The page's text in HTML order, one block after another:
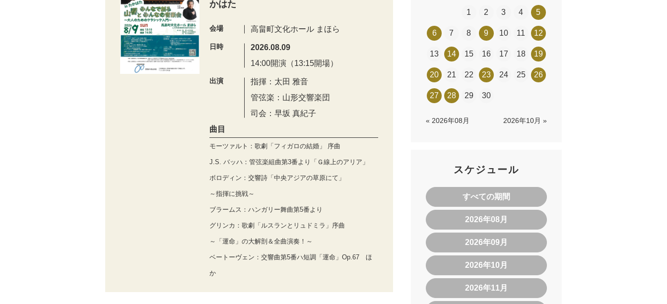
かはた
会場 高畠町文化ホール まほら
日時
2026.08.09
14:00開演（13:15開場）
出演
指揮：太田 雅音
管弦楽：山形交響楽団
司会：早坂 真紀子
曲目
モーツァルト：歌劇「フィガロの結婚」 序曲
J.S. バッハ：管弦楽組曲第3番より「Ｇ線上のアリア」
ボロディン：交響詩「中央アジアの草原にて」
～指揮に挑戦～
ブラームス：ハンガリー舞曲第5番より
グリンカ：歌劇「ルスランとリュドミラ」序曲
～「運命」の大解剖＆全曲演奏！～
ベートーヴェン：交響曲第5番ハ短調「運命」Op.67 ほ
か
1 2 3 4 5
6 7 8 9 10 11 12
13 14 15 16 17 18 19
20 21 22 23 24 25 26
27 28 29 30
« 2026年08月 2026年10月 »
スケジュール
すべての期間
2026年08月
2026年09月
2026年10月
2026年11月